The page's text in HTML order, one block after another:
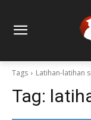
Tags Latihan-latihan
Tag: